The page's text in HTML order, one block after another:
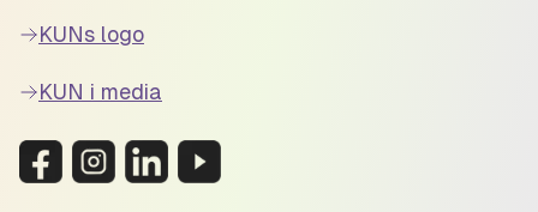
KUNs logo
KUN i media